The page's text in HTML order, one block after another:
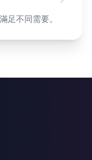
足不同需要。